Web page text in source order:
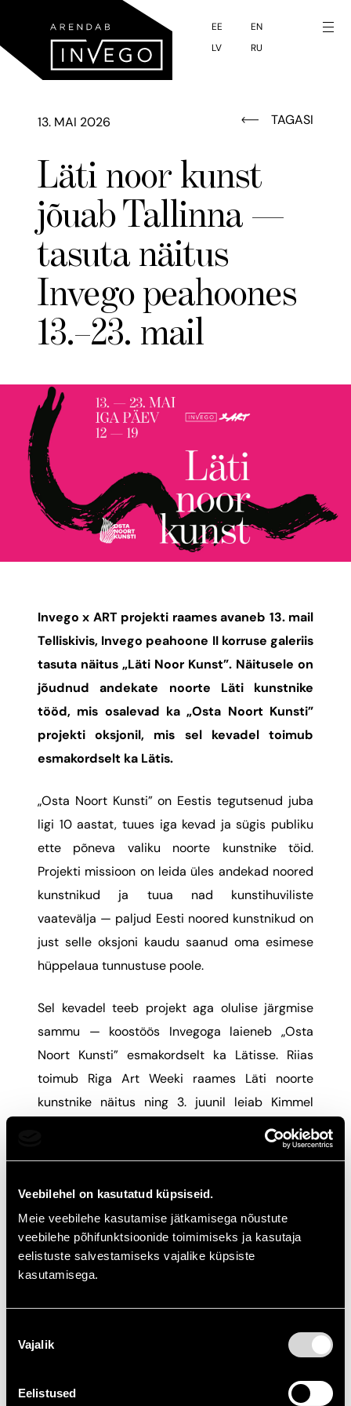
Veebilehel on kasutatud küpsiseid.
Meie veebilehe kasutamise jätkamisega nõustute
veebilehe põhifunktsioonide toimimiseks ja kasutaja
eelistuste salvestamiseks vajalike küpsiste
kasutamisega.
valik
Vajalik
Eelistused
content
EE
EN
LV
RU
TAGASI
13. MAI 2026
Läti noor kunst
jõuab Tallinna —
tasuta näitus
Invego peahoones
13.–23. mail
Invego x ART projekti raames avaneb 13. mail
Telliskivis, Invego peahoone II korruse galeriis
tasuta näitus „Läti Noor Kunst”. Näitusele on
jõudnud andekate noorte Läti kunstnike
tööd, mis osalevad ka „Osta Noort Kunsti”
projekti oksjonil, mis sel kevadel toimub
esmakordselt ka Lätis.
„Osta Noort Kunsti” on Eestis tegutsenud juba
ligi 10 aastat, tuues iga kevad ja sügis publiku
ette põneva valiku noorte kunstnike töid.
Projekti missioon on leida üles andekad noored
kunstnikud ja tuua nad kunstihuviliste
vaatevälja — paljud Eesti noored kunstnikud on
just selle oksjoni kaudu saanud oma esimese
hüppelaua tunnustuse poole.
Sel kevadel teeb projekt aga olulise järgmise
sammu — koostöös Invegoga laieneb „Osta
Noort Kunsti” esmakordselt ka Lätisse. Riias
toimub Riga Art Weeki raames Läti noorte
kunstnike näitus ning 3. juunil leiab Kimmel
Kvartalsis aset esimene Läti noore kunsti oksjon.
võetud projekti koos Invegoga viia esmakordselt
ka Lätti. Meie missioon on alati olnud sama:
aidata noori andekaid kunstnikke jõuda päris
koju, päris seinale — nüüd siis ka armsate
lõunanaabrite juurde,” ütleb „Osta Noort Kunsti”
eestvedaja Reigo Kuivjõgi.
Invego tõi valiku Läti noortest kunstnikest ka
nende loominguga lähemalt tutvuda juba enne